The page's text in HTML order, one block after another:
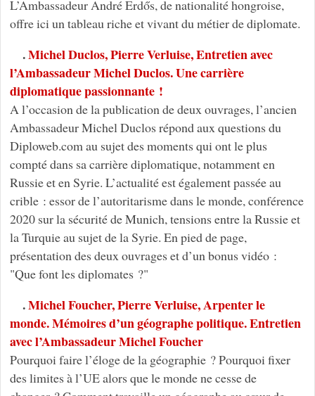
L’Ambassadeur André Erdős, de nationalité hongroise,
offre ici un tableau riche et vivant du métier de diplomate.
.Michel Duclos, Pierre Verluise, Entretien avec
l’Ambassadeur Michel Duclos. Une carrière
diplomatique passionnante !
A l’occasion de la publication de deux ouvrages, l’ancien
Ambassadeur Michel Duclos répond aux questions du
Diploweb.com au sujet des moments qui ont le plus
compté dans sa carrière diplomatique, notamment en
Russie et en Syrie. L’actualité est également passée au
crible : essor de l’autoritarisme dans le monde, conférence
2020 sur la sécurité de Munich, tensions entre la Russie et
la Turquie au sujet de la Syrie. En pied de page,
présentation des deux ouvrages et d’un bonus vidéo :
"Que font les diplomates ?"
.Michel Foucher, Pierre Verluise, Arpenter le
monde. Mémoires d’un géographe politique. Entretien
avec l’Ambassadeur Michel Foucher
Pourquoi faire l’éloge de la géographie ? Pourquoi fixer
des limites à l’UE alors que le monde ne cesse de